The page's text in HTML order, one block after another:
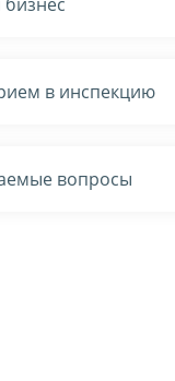
в инспекцию
вопросы